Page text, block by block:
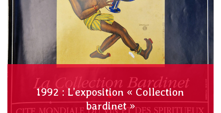
1992 : L’exposition « Collection
bardinet »